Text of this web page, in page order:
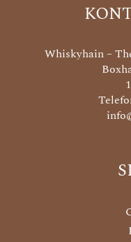
Whiskyhain –